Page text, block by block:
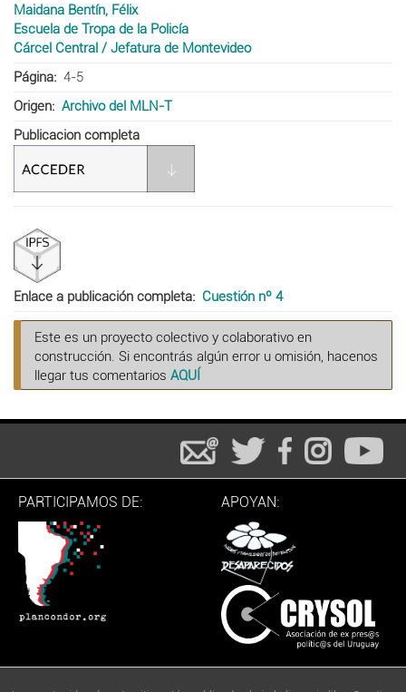
Maidana Bentín, Félix
Escuela de Tropa de la Policía
Cárcel Central / Jefatura de Montevideo
Página
4-5
Origen
Archivo del MLN-T
Publicacion completa
Enlace a publicación completa Cuestión nº 4
Este es un proyecto colectivo y colaborativo en
construcción. Si encontrás algún error u omisión, hacenos
llegar tus comentarios AQUÍ
PARTICIPAMOS DE: APOYAN: